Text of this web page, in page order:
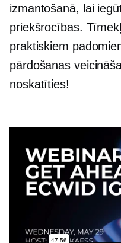
izmantošanā, lai
priekšrocības.
praktiskiem
pārdošanas
noskatīties!